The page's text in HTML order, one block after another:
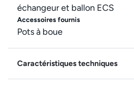
échangeur et ballon ECS
Accessoires fournis
Pots à boue
Caractéristiques techniques